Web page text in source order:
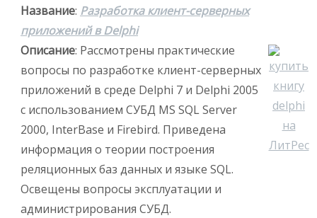
Название: Разработка клиент-серверных
приложений в Delphi
Описание: Рассмотрены практические
вопросы по разработке клиент-серверных
приложений в среде Delphi 7 и Delphi 2005
с использованием СУБД MS SQL Server
2000, InterBase и Firebird. Приведена
информация о теории построения
реляционных баз данных и языке SQL.
Освещены вопросы эксплуатации и
администрирования СУБД.